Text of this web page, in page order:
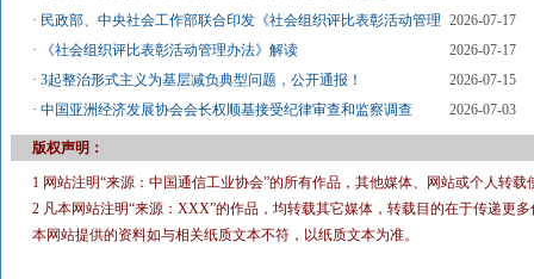
· 民政部、中央社会工作部联合印发《社会组织评比表彰活动管理
2026-07-17
·
《社会组织评比表彰活动管理办法》解读
2026-07-17
·3起整治形式主义为基层减负典型问题，公开通报！
2026-07-15
·中国亚洲经济发展协会会长权顺基接受纪律审查和监察调查 2026-07-03
版权声明：
1 网站注明“来源：中国通信工业协会”的所有作品，其他媒体、网站或个人转
2 凡本网站注明“来源：XXX”的作品，均转载其它媒体，转载目的在于传递更
本网站提供的资料如与相关纸质文本不符，以纸质文本为准。